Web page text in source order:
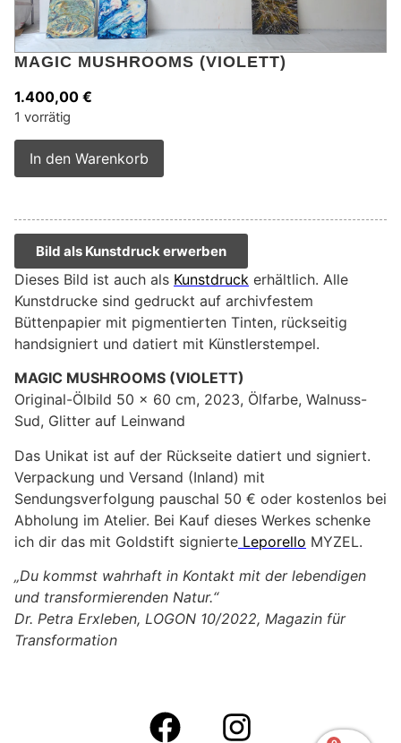
MAGIC MUSHROOMS (VIOLETT)
1.400,00 €
1 vorrätig
In den Warenkorb
Bild als Kunstdruck erwerben
Dieses Bild ist auch als Kunstdruck erhältlich. Alle
Kunstdrucke sind gedruckt auf archivfestem
Büttenpapier mit pigmentierten Tinten, rückseitig
handsigniert und datiert mit Künstlerstempel.
MAGIC MUSHROOMS (VIOLETT)
Original-Ölbild 50 x 60 cm, 2023, Ölfarbe, Walnuss-
Sud, Glitter auf Leinwand
Das Unikat ist auf der Rückseite datiert und signiert.
Verpackung und Versand (Inland) mit
Sendungsverfolgung pauschal 50 € oder kostenlos bei
Abholung im Atelier. Bei Kauf dieses Werkes schenke
ich dir das mit Goldstift signierte Leporello MYZEL.
„Du kommst wahrhaft in Kontakt mit der lebendigen
und transformierenden Natur.“
Dr. Petra Erxleben, LOGON 10/2022, Magazin für
Transformation